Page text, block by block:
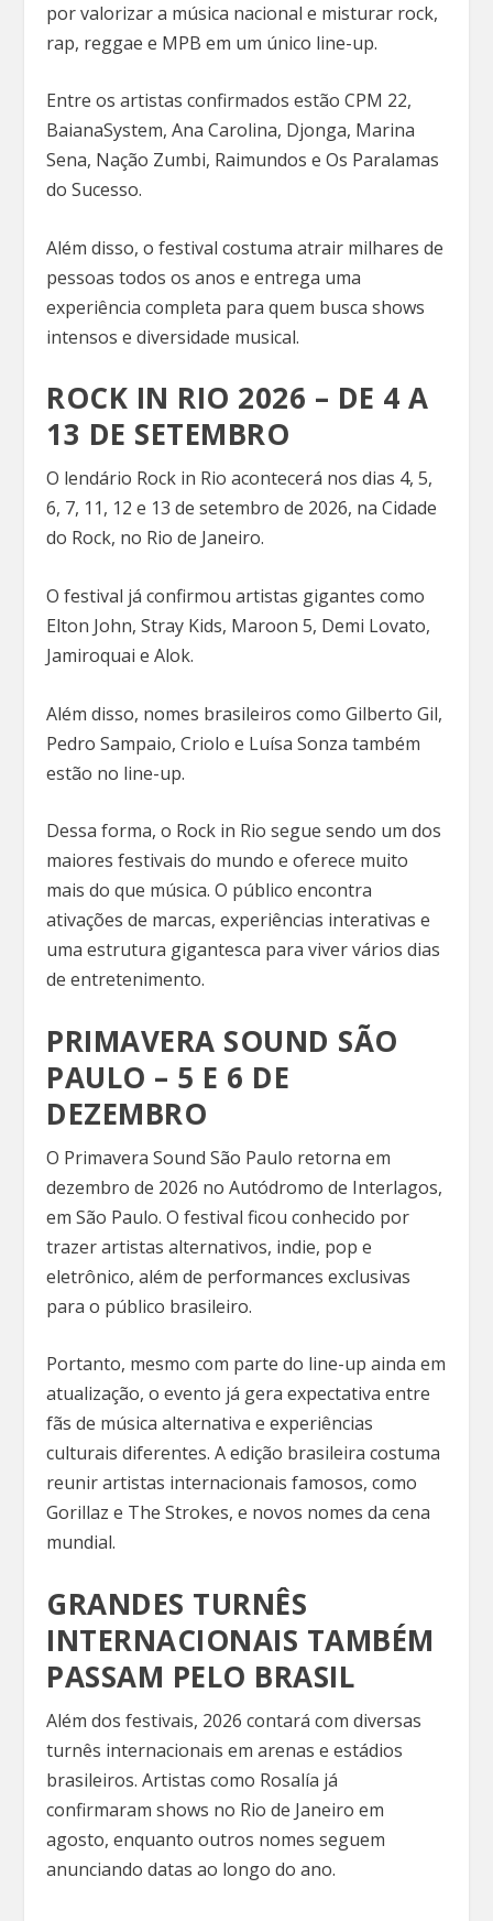
por valorizar a música nacional e misturar rock,
rap, reggae e MPB em um único line-up.
Entre os artistas confirmados estão CPM 22,
BaianaSystem, Ana Carolina, Djonga, Marina
Sena, Nação Zumbi, Raimundos e Os Paralamas
do Sucesso.
Além disso, o festival costuma atrair milhares de
pessoas todos os anos e entrega uma
experiência completa para quem busca shows
intensos e diversidade musical.
ROCK IN RIO 2026 – DE 4 A
13 DE SETEMBRO
O lendário Rock in Rio acontecerá nos dias 4, 5,
6, 7, 11, 12 e 13 de setembro de 2026, na Cidade
do Rock, no Rio de Janeiro.
O festival já confirmou artistas gigantes como
Elton John, Stray Kids, Maroon 5, Demi Lovato,
Jamiroquai e Alok.
Além disso, nomes brasileiros como Gilberto Gil,
Pedro Sampaio, Criolo e Luísa Sonza também
estão no line-up.
Dessa forma, o Rock in Rio segue sendo um dos
maiores festivais do mundo e oferece muito
mais do que música. O público encontra
ativações de marcas, experiências interativas e
uma estrutura gigantesca para viver vários dias
de entretenimento.
PRIMAVERA SOUND SÃO
PAULO – 5 E 6 DE
DEZEMBRO
O Primavera Sound São Paulo retorna em
dezembro de 2026 no Autódromo de Interlagos,
em São Paulo. O festival ficou conhecido por
trazer artistas alternativos, indie, pop e
eletrônico, além de performances exclusivas
para o público brasileiro.
Portanto, mesmo com parte do line-up ainda em
atualização, o evento já gera expectativa entre
fãs de música alternativa e experiências
culturais diferentes. A edição brasileira costuma
reunir artistas internacionais famosos, como
Gorillaz e The Strokes, e novos nomes da cena
mundial.
GRANDES TURNÊS
INTERNACIONAIS TAMBÉM
PASSAM PELO BRASIL
Além dos festivais, 2026 contará com diversas
turnês internacionais em arenas e estádios
brasileiros. Artistas como Rosalía já
confirmaram shows no Rio de Janeiro em
agosto, enquanto outros nomes seguem
anunciando datas ao longo do ano.